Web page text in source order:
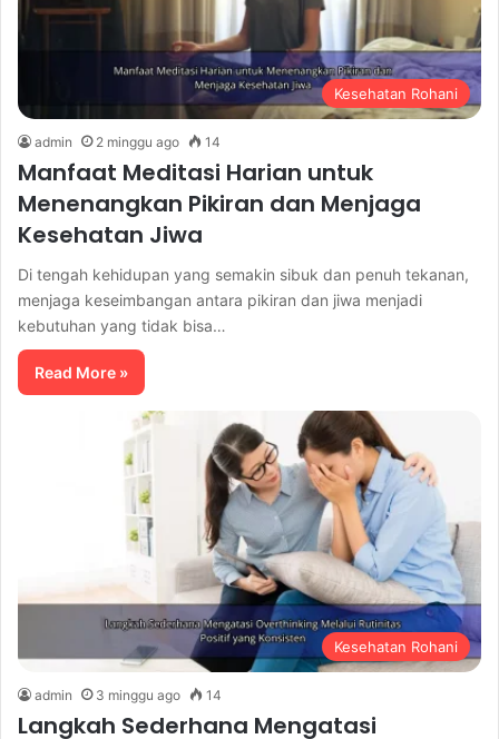
Kesehatan Rohani
admin 2 minggu ago 14
Manfaat Meditasi Harian untuk
Menenangkan Pikiran dan Menjaga
Kesehatan Jiwa
Di tengah kehidupan yang semakin sibuk dan penuh tekanan,
menjaga keseimbangan antara pikiran dan jiwa menjadi
kebutuhan yang tidak bisa…
Read More »
Kesehatan Rohani
admin 3 minggu ago 14
Langkah Sederhana Mengatasi